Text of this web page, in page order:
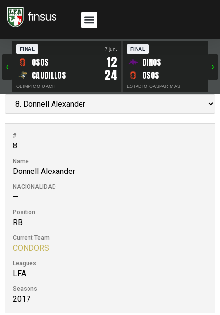
‹
FINAL 7 jun.
OSOS 12
CAUDILLOS 24
OLÍMPICO UACH
FINAL
DINOS
OSOS
ESTADIO GASPAR MAS
›
#
8
Name
Donnell Alexander
NACIONALIDAD
—
Position
RB
Current Team
CONDORS
Leagues
LFA
Seasons
2017